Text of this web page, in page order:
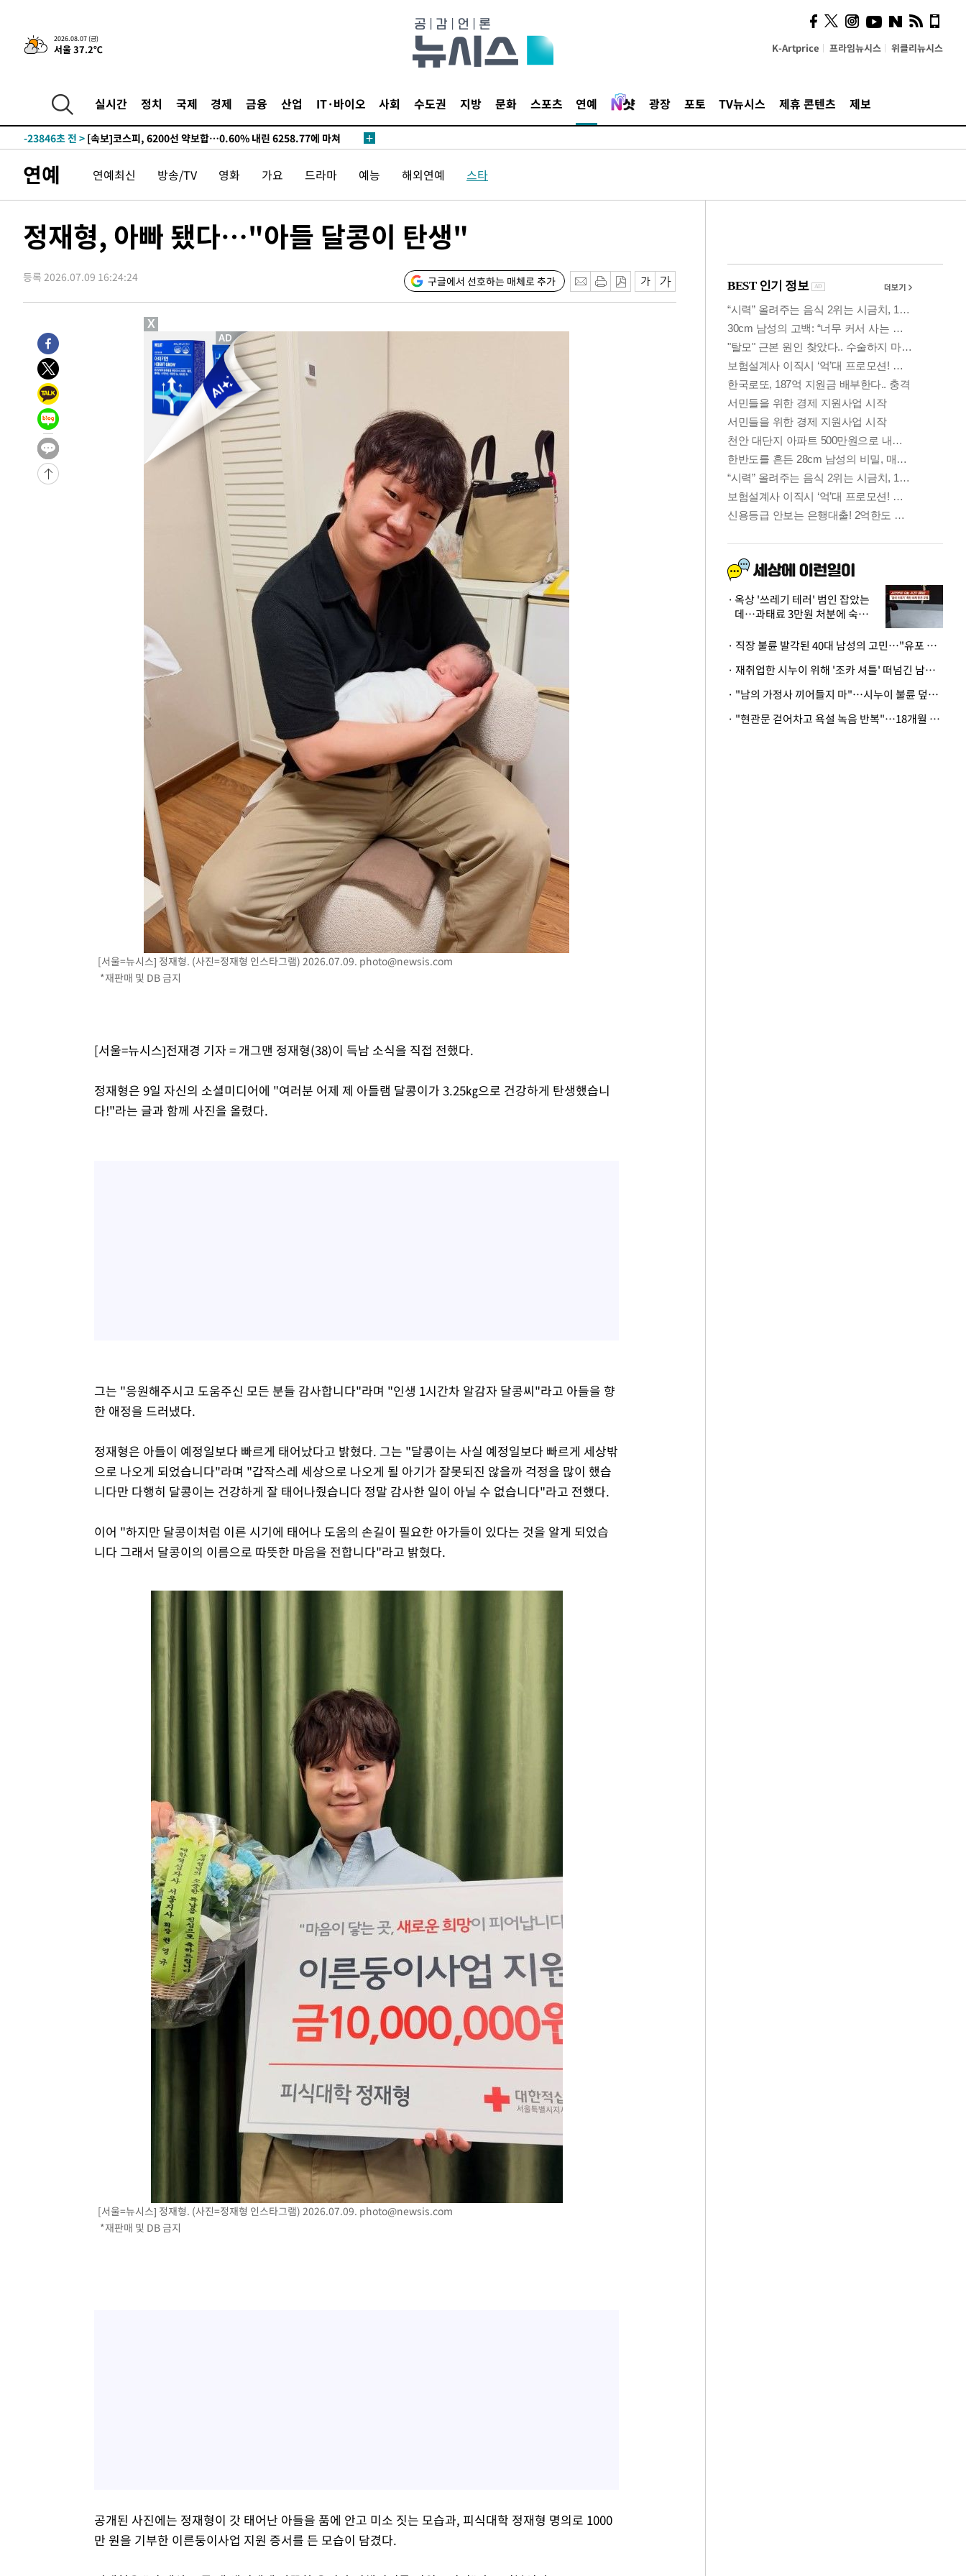
2026.08.07 (금)
서울 37.2℃ K-Artprice 프라임뉴시스 위클리뉴시스
실시간 정치 국제 경제 금융 산업 IT·바이오 사회 수도권 지방 문화 스포츠 연예 광장 포토 TV뉴시스 제휴 콘텐츠 제보
갈 수도
-29744초 전 >낮 최고 37도 찜통더위…곳곳 소나기·강원 많은 비[내일날씨]
-28050초 전 > SK하이닉스, 용인·청주 팹에 54조 투자…"AI 메모리 수요 선제 대
-24159초 전 >
외국인 심판 성 접대 7경기 들여다보니…한국 축구 '5승 2무'
-23893초 전 >
-23846초 전 > [속보]코스피, 6200선 약보합…0.60% 내린 6258.77에 마쳐
-23715초 전 >
[속보] 노원서 40.1도 관측…서울, 2018년 이후 첫 40도
-20805초 전 >[속보]종합특검, '계엄 수용공간 확보' 신용해 前교정본부장 기소
-19649초 전 >11시간 압수수색에 성접대 파문까지…'쑥대밭' 된 축구협회
병태 후임
-15029초 전 >[속보]국힘 윤리위, '돌려차기 발언' 진종오·서범수 징계 절차 개시
-10354초 전 >[속보] 7월 중국 수출 23.9%↑ 수입 27.5%↑…무역총액
[속보]'채상병 순직 책임' 임성근, 항소심도 징역 3년
-7380초 전 >
[속보]종합특검, '관저이전 봐주기 감사' 유병호 구속기소
-3980초 전 >
민주 콩고 에볼라환자 4천명 돌파, 4053명 발생 1850명 사망
-31866초 전 >
"낮 기온 소폭 하락"…수도권 폭염중대경보, 폭염경보로 하향
-31830초 전 >
[속보]이 대통령, '호우피해' 안동·의성 관할 4개 면 특별재난지역
선포
-31793초 전 >
[단독]중수청 지원 검사들, 정원 초과 시 낮은 계급 임용…희망지 못
갈 수도
-29764초 전 >
낮 최고 37도 찜통더위…곳곳 소나기·강원 많은 비[내일날씨]
-28070초 전 >
SK하이닉스, 용인·청주 팹에 54조 투자…"AI 메모리 수요 선제 대
응"
-24926초 전 >
여자배구 이재영·이다영 자매, 아제르바이잔 투란VC 입단
외국인 심판 성 접대 7경기 들여다보니…한국 축구 '5승 2무'
[속보]코스닥, 2.86포인트(0.36%) 내린 798.81마감
[속보]코스피, 6200선 약보합…0.60% 내린 6258.77에 마쳐
[속보]원·달러 환율, 7.7원 내린 1416.1원 마감
[속보] 노원서 40.1도 관측…서울, 2018년 이후 첫 40도
[속보]종합특검, '계엄 수용공간 확보' 신용해 前교정본부장 기소
외신들도 주목한 韓축구 파문…"국민적 공분에 수사 재개"
11시간 압수수색에 성접대 파문까지…'쑥대밭' 된 축구협회
[속보]규제합리화위원회 부위원장에 김태유 서울대 공대 교수…이
[속보]국힘 윤리위, '돌려차기 발언' 진종오·서범수 징계 절차 개시
[속보] 7월 중국 수출 23.9%↑ 수입 27.5%↑…무역총액
[속보]'채상병 순직 책임' 임성근, 항소심도 징역 3년
[속보]종합특검, '관저이전 봐주기 감사' 유병호 구속기소
민주 콩고 에볼라환자 4천명 돌파, 4053명 발생 1850명 사망
연예 연예최신 방송/TV 영화 가요 드라마 예능 해외연예 스타
정재형, 아빠 됐다…"아들 달콩이 탄생"
등록 2026.07.09 16:24:24 구글에서 선호하는 매체로 추가
[서울=뉴시스] 정재형. (사진=정재형 인스타그램) 2026.07.09. photo@newsis.com
*재판매 및 DB 금지
[서울=뉴시스]전재경 기자 = 개그맨 정재형(38)이 득남 소식을 직접 전했다.
정재형은 9일 자신의 소셜미디어에 "여러분 어제 제 아들램 달콩이가 3.25㎏으로 건강하게 탄생했습니
다!"라는 글과 함께 사진을 올렸다.
그는 "응원해주시고 도움주신 모든 분들 감사합니다"라며 "인생 1시간차 알감자 달콩씨"라고 아들을 향
한 애정을 드러냈다.
정재형은 아들이 예정일보다 빠르게 태어났다고 밝혔다. 그는 "달콩이는 사실 예정일보다 빠르게 세상밖
으로 나오게 되었습니다"라며 "갑작스레 세상으로 나오게 될 아기가 잘못되진 않을까 걱정을 많이 했습
니다만 다행히 달콩이는 건강하게 잘 태어나줬습니다 정말 감사한 일이 아닐 수 없습니다"라고 전했다.
이어 "하지만 달콩이처럼 이른 시기에 태어나 도움의 손길이 필요한 아가들이 있다는 것을 알게 되었습
니다 그래서 달콩이의 이름으로 따뜻한 마음을 전합니다"라고 밝혔다.
[서울=뉴시스] 정재형. (사진=정재형 인스타그램) 2026.07.09. photo@newsis.com
*재판매 및 DB 금지
공개된 사진에는 정재형이 갓 태어난 아들을 품에 안고 미소 짓는 모습과, 피식대학 정재형 명의로 1000
만 원을 기부한 이른둥이사업 지원 증서를 든 모습이 담겼다.
시, 스마트폰 액세서리에
NFC 더했다
옥상 '쓰레기 테러' 범인 잡았는
데…과태료 3만원 처분에 숙박업
· 직장 불륜 발각된 40대 남성의 고민…"유포 동료 명예훼손·협박죄 고소 가능할까"
· 재취업한 시누이 위해 '조카 셔틀' 떠넘긴 남편…아내 "난 못한다"
· "남의 가정사 끼어들지 마"…시누이 불륜 덮으려는 남편에 억울한 아내
· "현관문 걷어차고 욕설 녹음 반복"…18개월 아기 키우는 집 뒤흔든 '앞집의 비극'
X